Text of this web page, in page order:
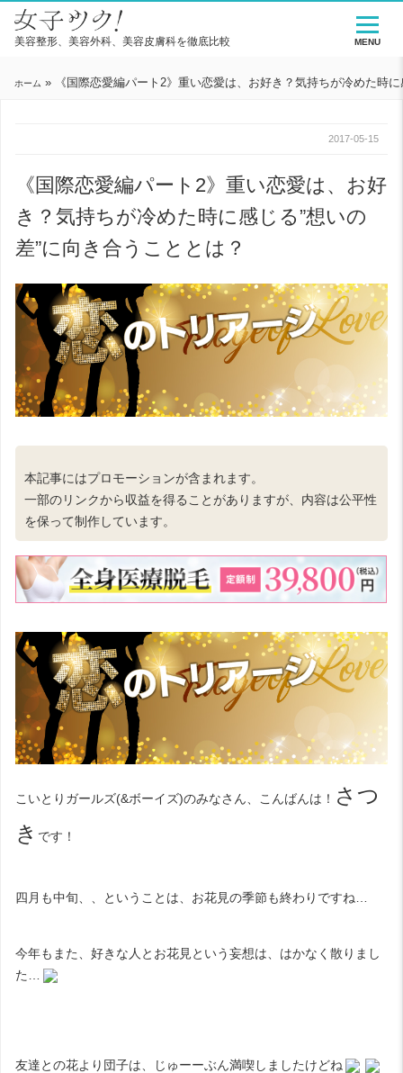
美容整形、美容外科、美容皮膚科を徹底比較
ホーム » 《国際恋愛編パート2》重い恋愛は、お好き？気持ちが冷めた時
2017-05-15
《国際恋愛編パート2》重い恋愛は、お好
き？気持ちが冷めた時に感じる”想いの
差”に向き合うこととは？
本記事にはプロモーションが含まれます。
一部のリンクから収益を得ることがありますが、内容は公平性
を保って制作しています。
こいとりガールズ(&ボーイズ)のみなさん、こんばんは！ さつ
き です！
四月も中旬、、ということは、お花見の季節も終わりですね…
今年もまた、好きな人とお花見という妄想は、はかなく散りまし
た…
友達との花より団子は、じゅーーぶん満喫しましたけどね
MENU